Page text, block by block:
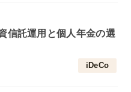
信託運用と個人年金の選
iDeCo